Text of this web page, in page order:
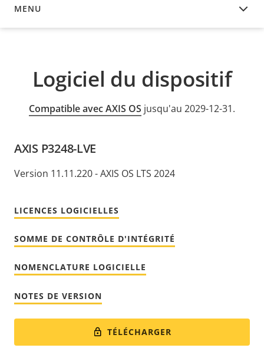
MENU
LOGICIEL DU DISPOSITIF
Logiciel du dispositif
Compatible avec AXIS OS jusqu'au 2029-12-31.
AXIS P3248-LVE
Version 11.11.220 - AXIS OS LTS 2024
LICENCES LOGICIELLES
SOMME DE CONTRÔLE D'INTÉGRITÉ
NOMENCLATURE LOGICIELLE
NOTES DE VERSION
TÉLÉCHARGER